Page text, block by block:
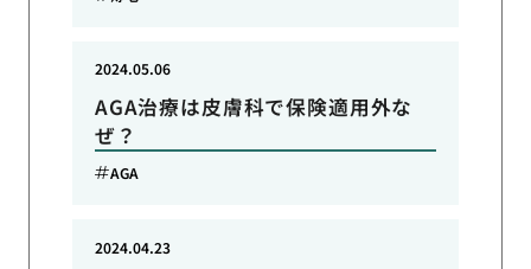
AGA治療は皮膚科で保険適用外な
ぜ？
2024.05.06
AGA
2024.04.23